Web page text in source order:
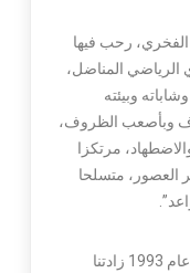
رحب فيها
الرياضي المناضل،
وبيئته
وبأصعب الظروف،
مرتكزا
العصور، متسلحا
وقال: “تجربتنا القاسية منذ تأسيس النادي عام 1993 زادتنا